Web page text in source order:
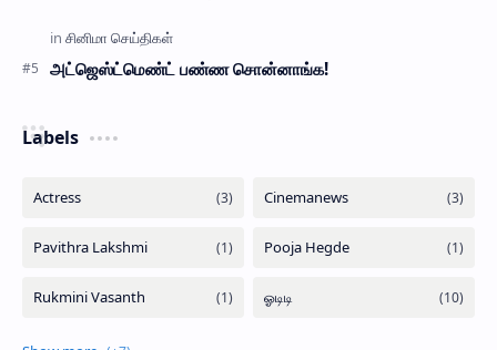
அட்ஜெஸ்ட்மெண்ட் பண்ண சொன்னாங்க!
Labels